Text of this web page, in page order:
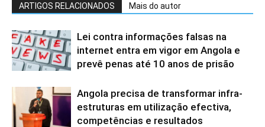
ARTIGOS RELACIONADOS Mais do autor
Lei contra informações falsas na
internet entra em vigor em Angola e
prevê penas até 10 anos de prisão
Angola precisa de transformar infra-
estruturas em utilização efectiva,
competências e resultados